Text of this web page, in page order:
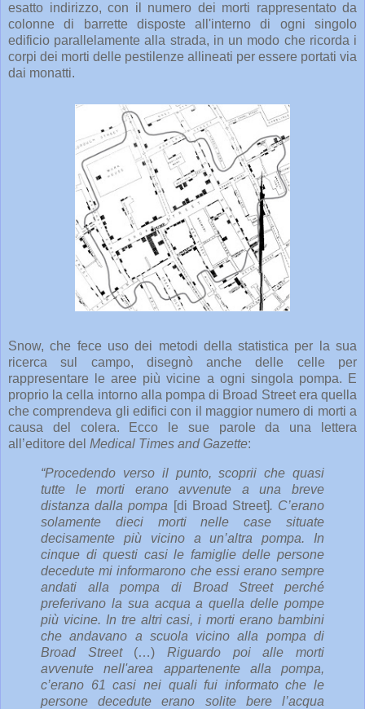
esatto indirizzo, con il numero dei morti rappresentato da
colonne di barrette disposte all'interno di ogni singolo
edificio parallelamente alla strada, in un modo che ricorda i
corpi dei morti delle pestilenze allineati per essere portati via
dai monatti.
Snow, che fece uso dei metodi della statistica per la sua
ricerca sul campo, disegnò anche delle celle per
rappresentare le aree più vicine a ogni singola pompa. E
proprio la cella intorno alla pompa di Broad Street era quella
che comprendeva gli edifici con il maggior numero di morti a
causa del colera. Ecco le sue parole da una lettera
all’editore del Medical Times and Gazette:
“Procedendo verso il punto, scoprii che quasi
tutte le morti erano avvenute a una breve
distanza dalla pompa [di Broad Street]. C’erano
solamente dieci morti nelle case situate
decisamente più vicino a un’altra pompa. In
cinque di questi casi le famiglie delle persone
decedute mi informarono che essi erano sempre
andati alla pompa di Broad Street perché
preferivano la sua acqua a quella delle pompe
più vicine. In tre altri casi, i morti erano bambini
che andavano a scuola vicino alla pompa di
Broad Street (…)Riguardo poi alle morti
avvenute nell'area appartenente alla pompa,
c’erano 61 casi nei quali fui informato che le
persone decedute erano solite bere l’acqua